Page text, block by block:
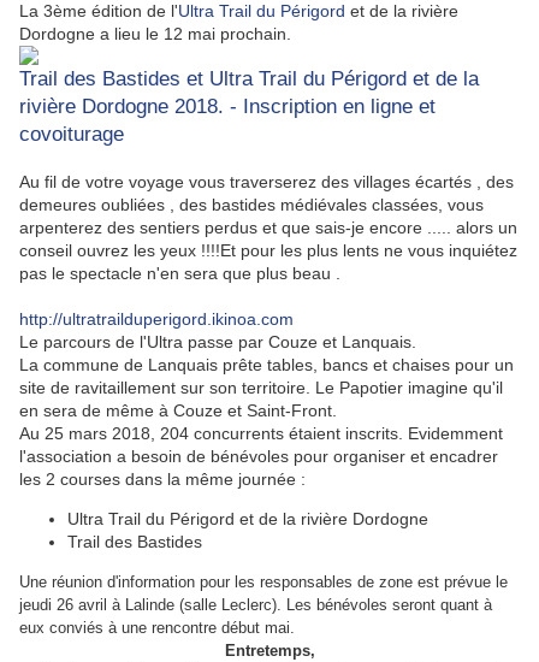
La 3ème édition de l'Ultra Trail du Périgord et de la rivière
Dordogne a lieu le 12 mai prochain.
Trail des Bastides et Ultra Trail du Périgord et de la
rivière Dordogne 2018. - Inscription en ligne et
covoiturage
Au fil de votre voyage vous traverserez des villages écartés , des
demeures oubliées , des bastides médiévales classées, vous
arpenterez des sentiers perdus et que sais-je encore ..... alors un
conseil ouvrez les yeux !!!!Et pour les plus lents ne vous inquiétez
pas le spectacle n'en sera que plus beau .
http://ultratrailduperigord.ikinoa.com
Le parcours de l'Ultra passe par Couze et Lanquais.
La commune de Lanquais prête tables, bancs et chaises pour un
site de ravitaillement sur son territoire. Le Papotier imagine qu'il
en sera de même à Couze et Saint-Front.
Au 25 mars 2018, 204 concurrents étaient inscrits. Evidemment
l'association a besoin de bénévoles pour organiser et encadrer
les 2 courses dans la même journée :
Ultra Trail du Périgord et de la rivière Dordogne
Trail des Bastides
Une réunion d'information pour les responsables de zone est prévue le
jeudi 26 avril à Lalinde (salle Leclerc). Les bénévoles seront quant à
eux conviés à une rencontre début mai.
Entretemps,